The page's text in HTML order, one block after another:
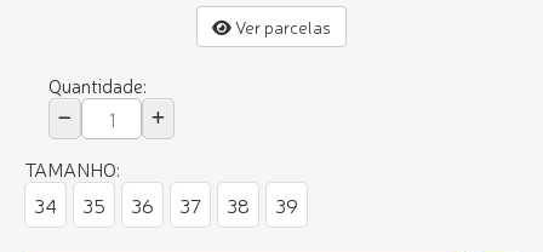
Ver parcelas
Quantidade:
TAMANHO:
34
35 36 37 38 39